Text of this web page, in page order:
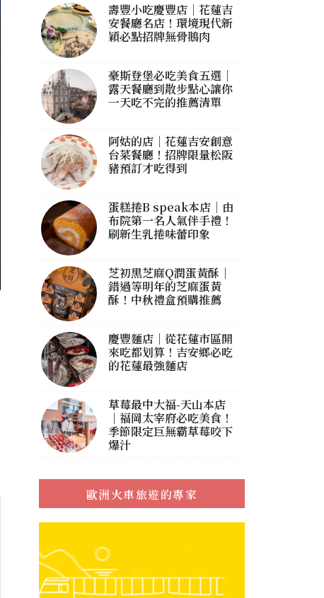
壽豐小吃慶豐店｜花蓮吉
安餐廳名店！環境現代新
穎必點招牌無骨鵝肉
豪斯登堡必吃美食五選｜
露天餐廳到散步點心讓你
一天吃不完的推薦清單
阿姑的店｜花蓮吉安創意
台菜餐廳！招牌限量松阪
豬預訂才吃得到
蛋糕捲B speak本店｜由
布院第一名人氣伴手禮！
刷新生乳捲味蕾印象
芝初黑芝麻Q潤蛋黃酥｜
錯過等明年的芝麻蛋黃
酥！中秋禮盒預購推薦
慶豐麵店｜從花蓮市區開
來吃都划算！吉安鄉必吃
的花蓮最強麵店
草莓最中大福-天山本店
｜福岡太宰府必吃美食！
季節限定巨無霸草莓咬下
爆汁
歐洲火車旅遊的專家